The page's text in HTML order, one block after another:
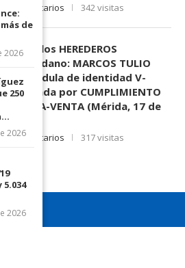
0 comentarios 342 visitas
A los HEREDEROS
ciudadano: MARCOS TULIO
(
) cédula de identidad V-
por CUMPLIMIENTO
COMPRA-VENTA (Mérida, 17 de
0 comentarios 317 visitas
de
2026
250
2026
2026